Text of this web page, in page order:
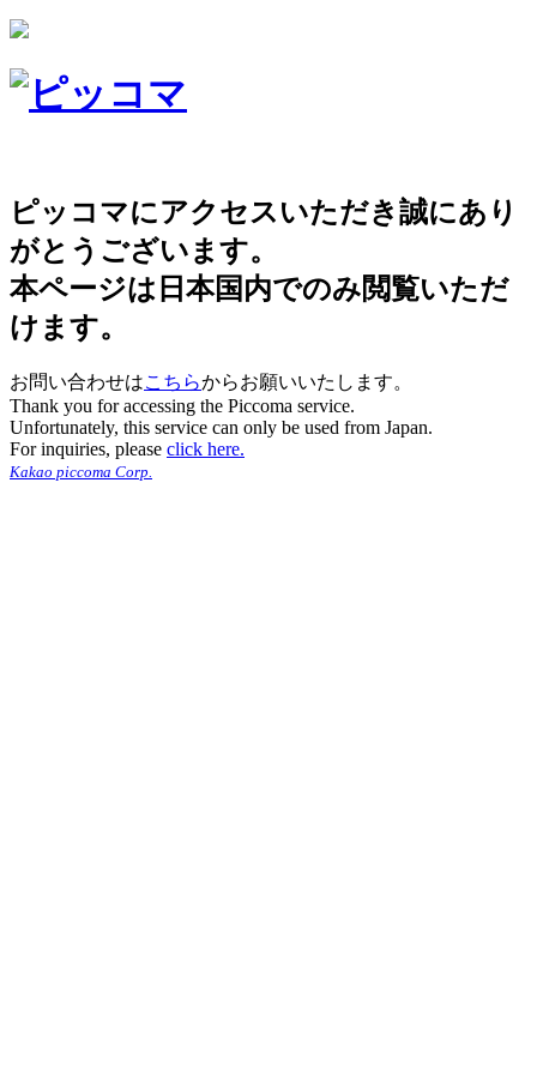
ピッコマにアクセスいただき誠にあり
がとうございます。
本ページは日本国内でのみ閲覧いただ
けます。
お問い合わせはこちらからお願いいたします。
Thank you for accessing the Piccoma service.
Unfortunately, this service can only be used from Japan.
For inquiries, please click here.
Kakao piccoma Corp.